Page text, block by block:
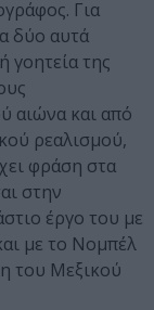
Για
δύο αυτά
γοητεία της
αιώνα και από
ρεαλισμού,
φράση στα
στην
έργο του με
με το Νομπέλ
του Μεξικού